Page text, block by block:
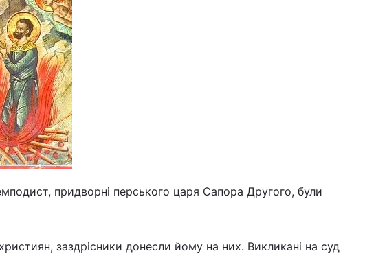
придворні перського царя Сапора Другого, були
заздрісники донесли йому на них. Викликані на суд